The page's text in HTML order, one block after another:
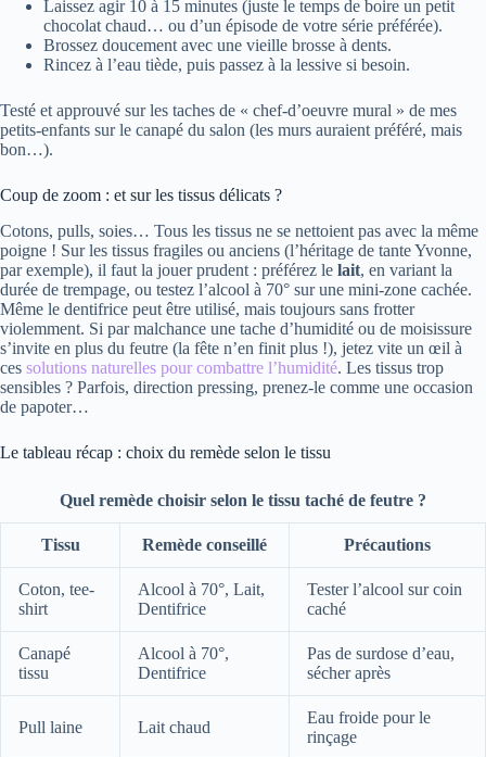
Laissez agir 10 à 15 minutes (juste le temps de boire un petit
chocolat chaud… ou d’un épisode de votre série préférée).
Brossez doucement avec une vieille brosse à dents.
Rincez à l’eau tiède, puis passez à la lessive si besoin.
Testé et approuvé sur les taches de « chef-d’oeuvre mural » de mes
petits-enfants sur le canapé du salon (les murs auraient préféré, mais
bon…).
Coup de zoom : et sur les tissus délicats ?
Cotons, pulls, soies… Tous les tissus ne se nettoient pas avec la même
poigne ! Sur les tissus fragiles ou anciens (l’héritage de tante Yvonne,
par exemple), il faut la jouer prudent : préférez le lait, en variant la
durée de trempage, ou testez l’alcool à 70° sur une mini-zone cachée.
Même le dentifrice peut être utilisé, mais toujours sans frotter
violemment. Si par malchance une tache d’humidité ou de moisissure
s’invite en plus du feutre (la fête n’en finit plus !), jetez vite un œil à
ces solutions naturelles pour combattre l’humidité. Les tissus trop
sensibles ? Parfois, direction pressing, prenez-le comme une occasion
de papoter…
Le tableau récap : choix du remède selon le tissu
Quel remède choisir selon le tissu taché de feutre ?
Tissu Remède conseillé Précautions
Coton, tee-
shirt
Alcool à 70°, Lait,
Dentifrice
Tester l’alcool sur coin
caché
Canapé
tissu
Alcool à 70°,
Dentifrice
Pas de surdose d’eau,
sécher après
Pull laine Lait chaud
Eau froide pour le
rinçage